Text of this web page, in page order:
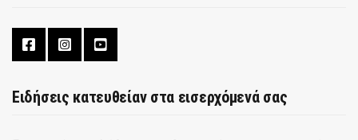
Ειδήσεις κατευθείαν στα εισερχόμενά σας